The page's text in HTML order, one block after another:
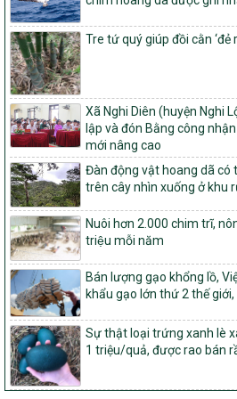
1451/QĐ-UBND
Phê duyệt danh sách các xã thuộc
trong xây dựng nông thôn mới giai
tỉnh Nghệ An
103/PTNT-NTM
Về việc đăng ký thực hiện Dự án liên
Dự án 2 – Chương trình Mục tiêu quốc
giai đoạn 2021-2025 được kéo dài sang
827/QĐ-BNNMT
Quyết định Ban hành Kế hoạch triển
mục tiêu quốc gia xây dựng nông
vững và phát triển kinh tế – xã hội
số và miền núi giai đoạn 2026-2035,
đến năm 2030
14/2026/TT-BNNMT
Hướng dẫn thực hiện một số nội dung
tiêu chí quốc gia về nông thôn mới
phạm vi quản lý nhà nước của Bộ
417/QĐ-BNNMT
Phê duyệt Chương trình mục tiêu
Tre tứ quý giúp đồi cằn ‘đẻ
Xã Nghi Diên (huyện Nghi
lập và đón Bằng công
mới nâng cao
Đàn động vật hoang dã có
trên cây nhìn xuống ở khu
Nuôi hơn 2.000 chim trĩ,
triệu mỗi năm
Bán lượng gạo khổng lồ,
khẩu gạo lớn thứ 2 thế
Sự thật loại trứng xanh lè
1 triệu/quả, được rao bán